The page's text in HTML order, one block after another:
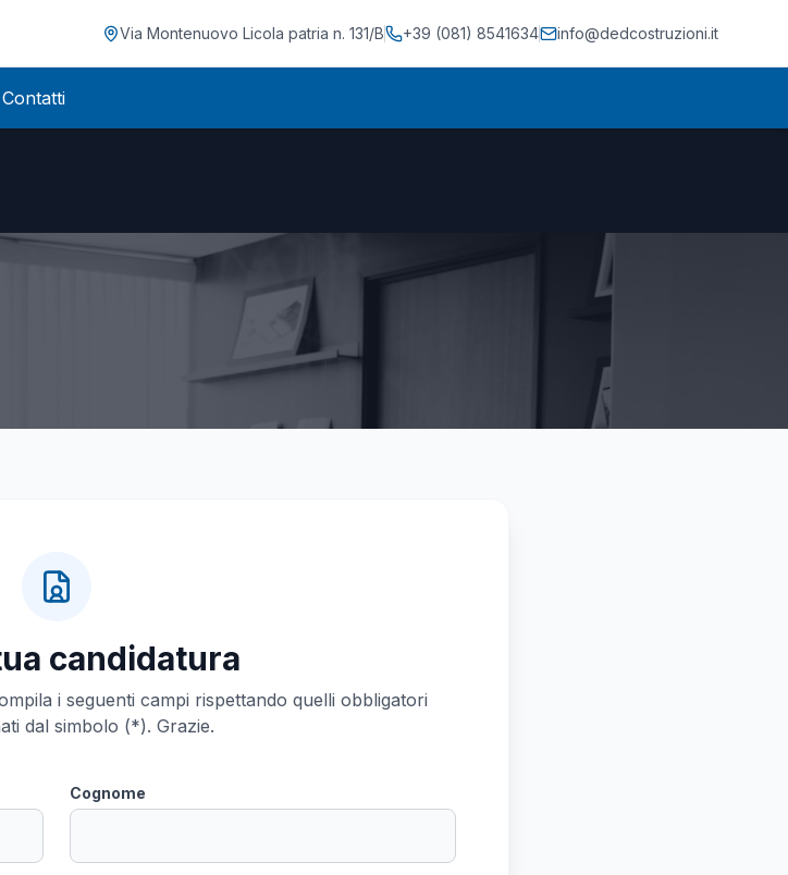
Via Montenuovo Licola patria n. 131/B +39 (081) 8541634 info@dedcostruzioni.it
Contatti
candidatura
i seguenti campi rispettando quelli obbligatori
dal simbolo (*). Grazie.
Cognome